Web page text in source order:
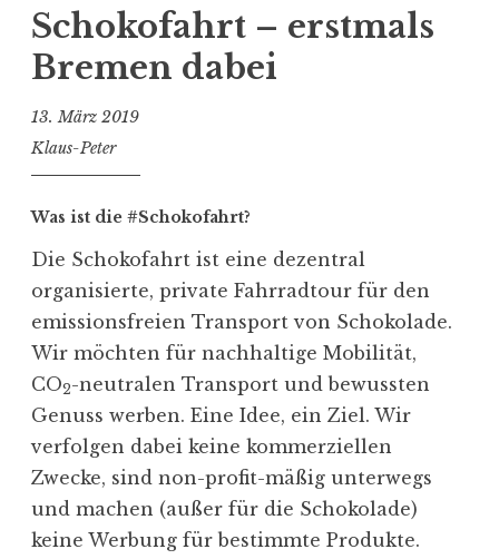
Bremen-
Amsterdam-
Bremen“
Schokofahrt – erstmals
Bremen dabei
13. März 2019
Klaus-Peter
Was ist die #Schokofahrt?
Die Schokofahrt ist eine dezentral
organisierte, private Fahrradtour für den
emissionsfreien Transport von Schokolade.
Wir möchten für nachhaltige Mobilität,
CO2-neutralen Transport und bewussten
Genuss werben. Eine Idee, ein Ziel. Wir
verfolgen dabei keine kommerziellen
Zwecke, sind non-profit-mäßig unterwegs
und machen (außer für die Schokolade)
keine Werbung für bestimmte Produkte.